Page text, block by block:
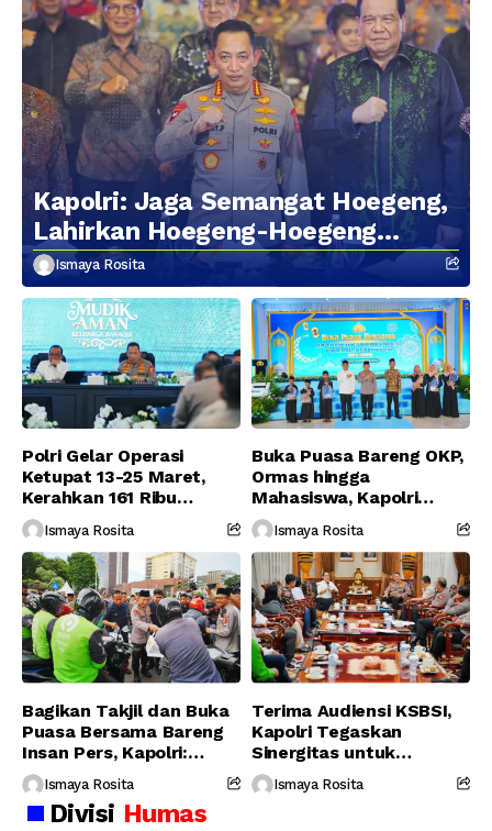
Kapolri: Jaga Semangat Hoegeng,
Lahirkan Hoegeng-Hoegeng
Berikutnya
Ismaya Rosita
Polri Gelar Operasi
Ketupat 13-25 Maret,
Kerahkan 161 Ribu
Personel Gabungan
Ismaya Rosita
Buka Puasa Bareng OKP,
Ormas hingga
Mahasiswa, Kapolri
Serukan Jaga
Persatuan-Dukung
Program Pemerintah
Ismaya Rosita
Bagikan Takjil dan Buka
Puasa Bersama Bareng
Insan Pers, Kapolri:
Suara Media Suara
Publik
Ismaya Rosita
Terima Audiensi KSBSI,
Kapolri Tegaskan
Sinergitas untuk
Perjuangkan Hak Buruh
Ismaya Rosita
Divisi Humas